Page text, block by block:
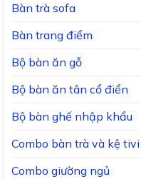
Bàn trà sofa
Bàn trang điểm
Bộ bàn ăn gỗ
Bộ bàn ăn tân cổ điển
Bộ bàn ghế nhập khẩu
Combo bàn trà và kệ tivi
Combo giường ngủ